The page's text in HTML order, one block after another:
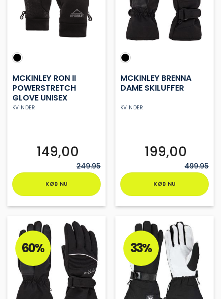
KVINDER
MCKINLEY RON II
POWERSTRETCH
GLOVE UNISEX
KØB NU
har
flere
varianter.
Mulighederne
kan
vælges
varesiden
249.95
149,00
KVINDER
MCKINLEY BRENNA
DAME SKILUFFER
KØB NU
flere
varianter.
Mulighederne
kan
vælges
på
varesiden
499.95
199,00
60% 33%